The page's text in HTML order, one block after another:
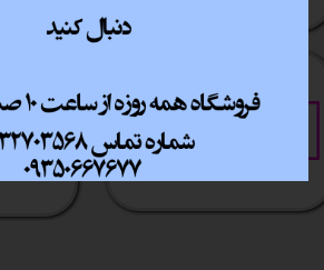
خرید آسان
فقط با چند کلیک